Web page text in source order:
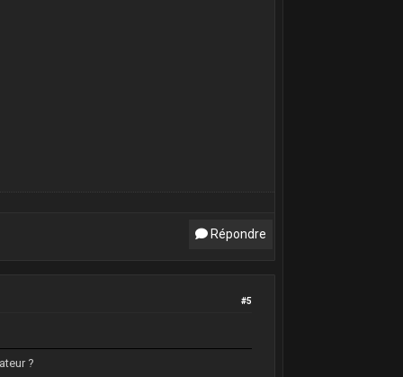
Répondre
#5
?